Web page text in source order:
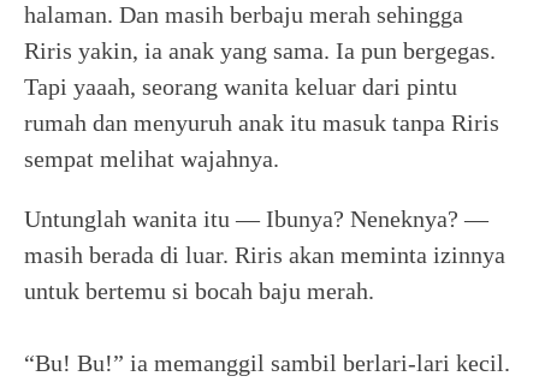
halaman. Dan masih berbaju merah sehingga
Riris yakin, ia anak yang sama. Ia pun bergegas.
Tapi yaaah, seorang wanita keluar dari pintu
rumah dan menyuruh anak itu masuk tanpa Riris
sempat melihat wajahnya.
Untunglah wanita itu — Ibunya? Neneknya? —
masih berada di luar. Riris akan meminta izinnya
untuk bertemu si bocah baju merah.
“Bu! Bu!” ia memanggil sambil berlari-lari kecil.